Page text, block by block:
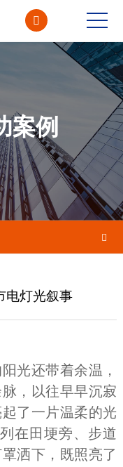

CN<
案例

电灯光叙事
光还带着余温，
，以往早早沉寂
了一片温柔的光
在田埂旁、步道
洒下，既照亮了